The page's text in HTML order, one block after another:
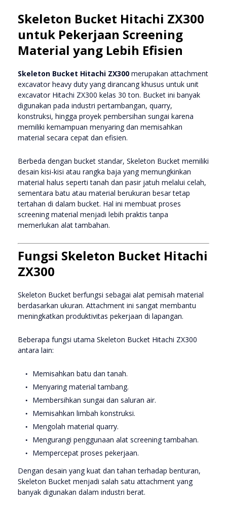
Skeleton Bucket Hitachi ZX300
untuk Pekerjaan Screening
Material yang Lebih Efisien
Skeleton Bucket Hitachi ZX300 merupakan attachment
excavator heavy duty yang dirancang khusus untuk unit
excavator Hitachi ZX300 kelas 30 ton. Bucket ini banyak
digunakan pada industri pertambangan, quarry,
konstruksi, hingga proyek pembersihan sungai karena
memiliki kemampuan menyaring dan memisahkan
material secara cepat dan efisien.
Berbeda dengan bucket standar, Skeleton Bucket memiliki
desain kisi-kisi atau rangka baja yang memungkinkan
material halus seperti tanah dan pasir jatuh melalui celah,
sementara batu atau material berukuran besar tetap
tertahan di dalam bucket. Hal ini membuat proses
screening material menjadi lebih praktis tanpa
memerlukan alat tambahan.
Fungsi Skeleton Bucket Hitachi
ZX300
Skeleton Bucket berfungsi sebagai alat pemisah material
berdasarkan ukuran. Attachment ini sangat membantu
meningkatkan produktivitas pekerjaan di lapangan.
Beberapa fungsi utama Skeleton Bucket Hitachi ZX300
antara lain:
Memisahkan batu dan tanah.
Menyaring material tambang.
Membersihkan sungai dan saluran air.
Memisahkan limbah konstruksi.
Mengolah material quarry.
Mengurangi penggunaan alat screening tambahan.
Mempercepat proses pekerjaan.
Dengan desain yang kuat dan tahan terhadap benturan,
Skeleton Bucket menjadi salah satu attachment yang
banyak digunakan dalam industri berat.